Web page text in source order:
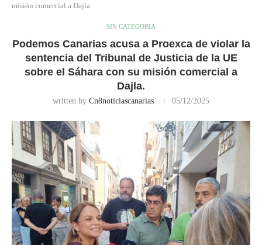
misión comercial a Dajla.
SIN CATEGORIA
Podemos Canarias acusa a Proexca de violar la
sentencia del Tribunal de Justicia de la UE
sobre el Sáhara con su misión comercial a
Dajla.
written by Cn8noticiascanarias 05/12/2025